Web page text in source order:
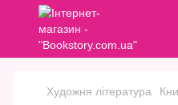
Художня література